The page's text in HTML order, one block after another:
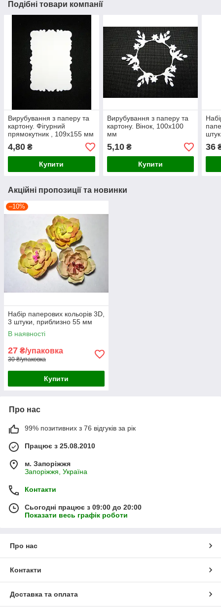
Подібні товари компанії
Вирубування з паперу та
картону. Фігурний
прямокутник , 109х155 мм
4,80 ₴
Купити
Вирубування з паперу та
картону. Вінок, 100х100
мм
5,10₴
Купити
36
Акційні пропозиції та новинки
–10%
Набір паперових кольорів 3D,
3 штуки, приблизно 55 мм
В наявності
27 ₴/упаковка
30 ₴/упаковка
Купити
Про нас
99% позитивних з 76 відгуків за рік
Працює з 25.08.2010
м. Запоріжжя
Запоріжжя, Україна
Контакти
Сьогодні працює з 09:00 до 20:00
Показати весь графік роботи
Про нас
Контакти
Доставка та оплата